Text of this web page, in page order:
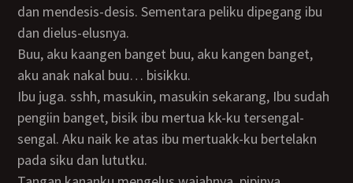
dan mendesis-desis. Sementara peliku dipegang ibu
dan dielus-elusnya.
Buu, aku kaangen banget buu, aku kangen banget,
aku anak nakal buu… bisikku.
ibu juga. sshh, masukin, masukin sekarang, Ibu sudah
pengiin banget, bisik ibu mertua kk-ku tersengal-
sengal. Aku naik ke atas ibu mertuakk-ku bertelakn
pada siku dan lututku.